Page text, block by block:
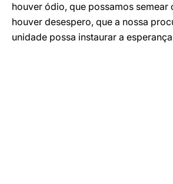
houver ódio, que possamos semear
houver desespero, que a nossa
unidade possa instaurar a